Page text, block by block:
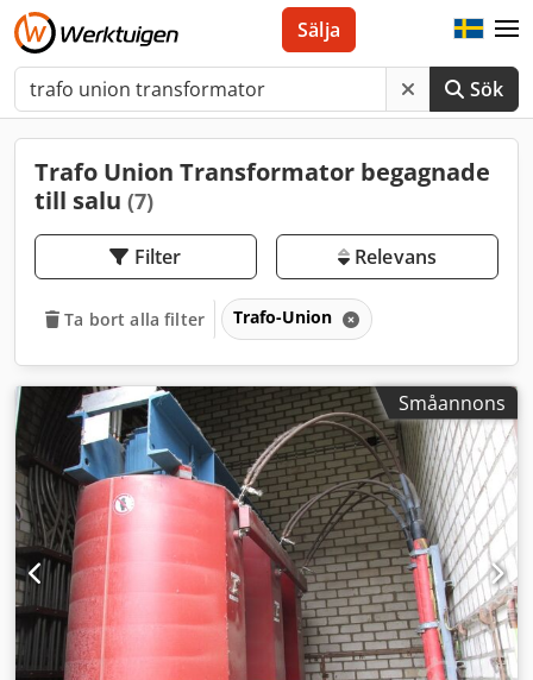
Sök
Sälja
Trafo Union Transformator begagnade
till salu (7)
Filter Relevans
Ta bort alla filter Trafo-Union
Småannons